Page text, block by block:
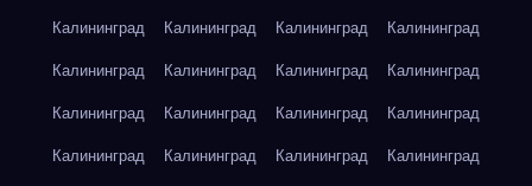
Калининград
Калининград Калининград
Калининград
Калининград
Калининград Калининград
Калининград
Калининград
Калининград Калининград
Калининград
Калининград
Калининград Калининград
Калининград